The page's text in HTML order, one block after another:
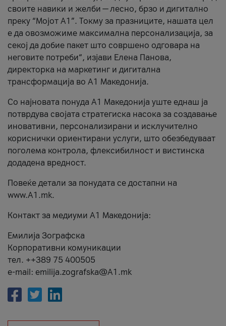
своите навики и желби — лесно, брзо и дигитално
преку “Мојот А1”. Токму за празниците, нашата цел
е да овозможиме максимална персонализација, за
секој да добие пакет што совршено одговара на
неговите потреби“, изјави Елена Панова,
директорка на маркетинг и дигитална
трансформација во А1 Македонија.
Со најновата понуда А1 Македонија уште еднаш ја
потврдува својата стратегиска насока за создавање
иновативни, персонализирани и исклучително
кориснички ориентирани услуги, што обезбедуваат
поголема контрола, флексибилност и вистинска
додадена вредност.
Повеќе детали за понудата се достапни на
www.А1.mk.
Контакт за медиуми А1 Македонија:
Емилија Зографска
Корпоративни комуникации
тел. ++389 75 400505
e-mail: emilija.zografska@A1.mk